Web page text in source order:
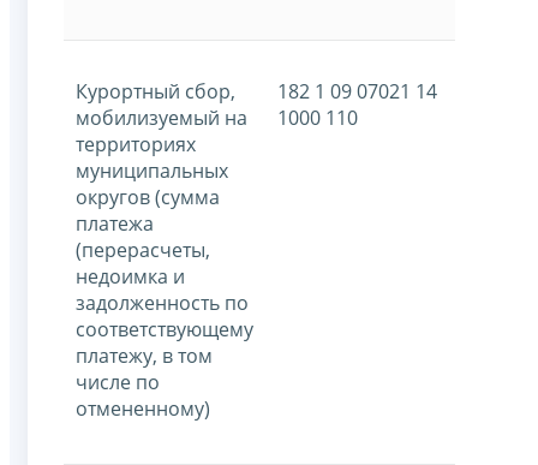
Курортный сбор,
мобилизуемый на
территориях
муниципальных
округов (сумма
платежа
(перерасчеты,
недоимка и
задолженность по
соответствующему
платежу, в том
числе по
отмененному)
182 1 09 07021 14
1000 110